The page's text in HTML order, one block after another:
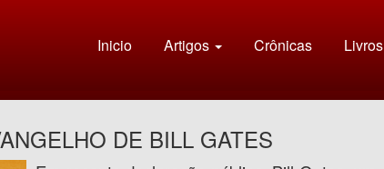
Inicio Artigos Crônicas Livros
DE BILL GATES